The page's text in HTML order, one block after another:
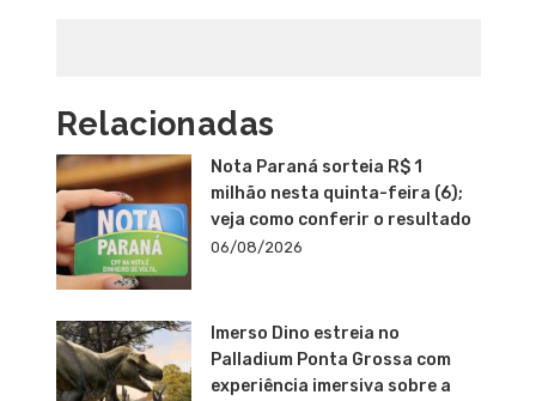
Relacionadas
Nota Paraná sorteia R$ 1
milhão nesta quinta-feira (6);
veja como conferir o resultado
06/08/2026
Imerso Dino estreia no
Palladium Ponta Grossa com
experiência imersiva sobre a